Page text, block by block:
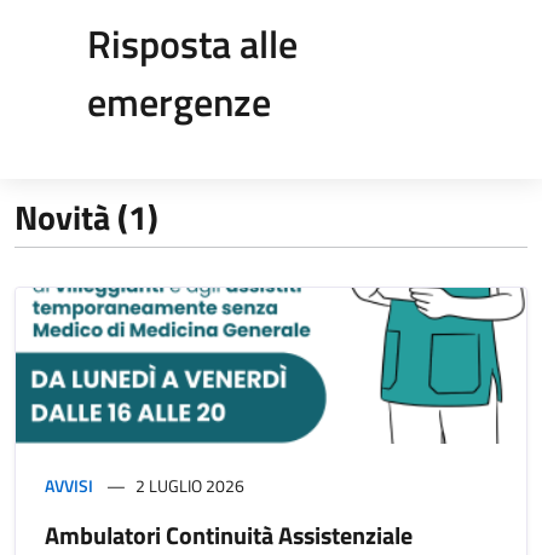
Risposta alle
emergenze
Novità (1)
AVVISI 2 LUGLIO 2026
Ambulatori Continuità Assistenziale